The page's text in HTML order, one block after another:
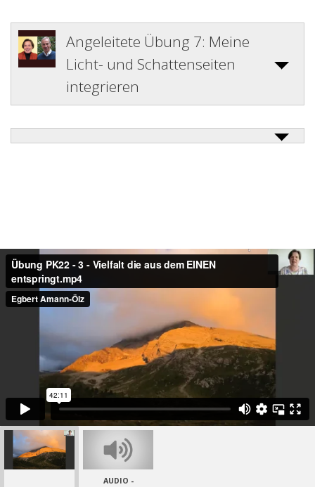
Angeleitete Übung 7: Meine
Licht- und Schattenseiten
integrieren
AUDIO -